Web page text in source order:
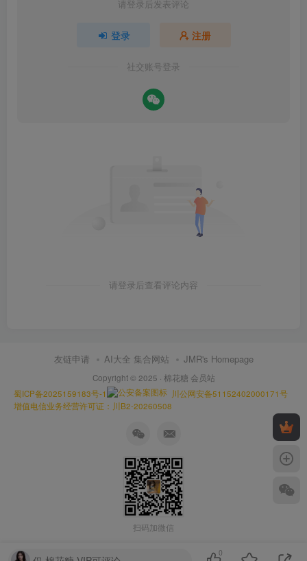
请登录后发表评论
登录 注册
社交账号登录
请登录后查看评论内容
友链申请 AI大全 集合网站 JMR's Homepage
Copyright © 2025 · 棉花糖 会员站
蜀ICP备2025159183号-1
川公网安备51152402000171号
增值电信业务经营许可证：川B2-20260508
扫码加微信
0